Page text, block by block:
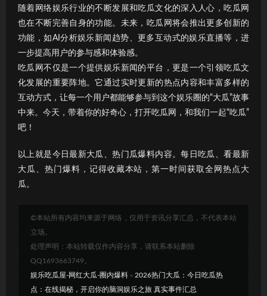
随着网络娱乐行业的不断发展和吃瓜文化的深入人心，吃瓜网
也在不断完善自身的功能。未来，吃瓜网将会推出更多创新的
功能，如AI分析娱乐新闻趋势、更多互动式的娱乐直播等，进
一步提高用户的参与感和体验感。
吃瓜网不仅是一个提供娱乐新闻的平台，更是一个引领吃瓜文
化发展的重要阵地。它通过实时更新的热点内容和丰富多样的
互动方式，让每一个用户都能够参与到这个娱乐圈的“大瓜”故事
中来。今天，带着你的好奇心，打开吃瓜网，和我们一起“吃瓜”
吧！
以上就是今日最新大瓜、热门瓜爆料内容。每日吃瓜、看最新
大瓜、热门爆料，记得收藏本站，第一时间获取全网热点大
瓜。
©本站所有内容均来源于网络，仅用于资讯分享汇总，不代表本站
立场。
处理声明：本站转载仅作内容分享，请联系本站删除
QQ1693663749。
娱乐吃瓜屋-网红大瓜-圈内爆料 » 2026热门大瓜：今日吃瓜热
点：在线揭秘，开启你的脑洞娱乐之旅 真实事件汇总